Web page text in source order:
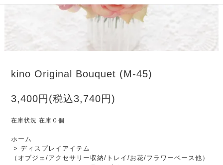
kino Original Bouquet (M-45)
3,400円(税込3,740円)
在庫状況 在庫０個
ホーム
>ディスプレイアイテム
（オブジェ/アクセサリー収納/トレイ/お花/フラワーベース他）